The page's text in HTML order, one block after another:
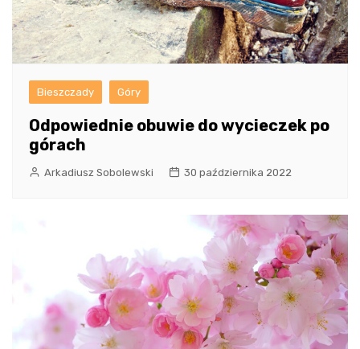
Bieszczady Góry
Odpowiednie obuwie do wycieczek po
górach
Arkadiusz Sobolewski 30 października 2022